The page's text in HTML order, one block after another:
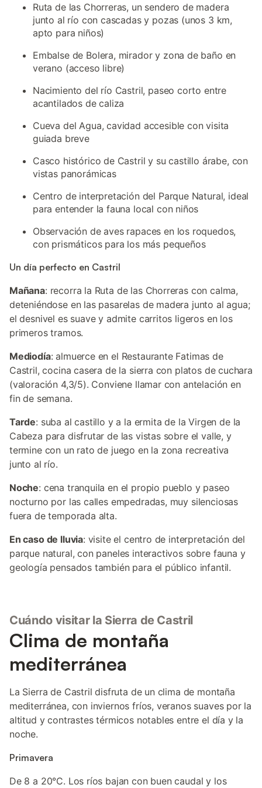
Ruta de las Chorreras, un sendero de madera
junto al río con cascadas y pozas (unos 3 km,
apto para niños)
Embalse de Bolera, mirador y zona de baño en
verano (acceso libre)
Nacimiento del río Castril, paseo corto entre
acantilados de caliza
Cueva del Agua, cavidad accesible con visita
guiada breve
Casco histórico de Castril y su castillo árabe, con
vistas panorámicas
Centro de interpretación del Parque Natural, ideal
para entender la fauna local con niños
Observación de aves rapaces en los roquedos,
con prismáticos para los más pequeños
Un día perfecto en Castril
Mañana: recorra la Ruta de las Chorreras con calma,
deteniéndose en las pasarelas de madera junto al agua;
el desnivel es suave y admite carritos ligeros en los
primeros tramos.
Mediodía: almuerce en el Restaurante Fatimas de
Castril, cocina casera de la sierra con platos de cuchara
(valoración 4,3/5). Conviene llamar con antelación en
fin de semana.
Tarde: suba al castillo y a la ermita de la Virgen de la
Cabeza para disfrutar de las vistas sobre el valle, y
termine con un rato de juego en la zona recreativa
junto al río.
Noche: cena tranquila en el propio pueblo y paseo
nocturno por las calles empedradas, muy silenciosas
fuera de temporada alta.
En caso de lluvia: visite el centro de interpretación del
parque natural, con paneles interactivos sobre fauna y
geología pensados también para el público infantil.
Cuándo visitar la Sierra de Castril
Clima de montaña
mediterránea
La Sierra de Castril disfruta de un clima de montaña
mediterránea, con inviernos fríos, veranos suaves por la
altitud y contrastes térmicos notables entre el día y la
noche.
Primavera
De 8 a 20°C. Los ríos bajan con buen caudal y los